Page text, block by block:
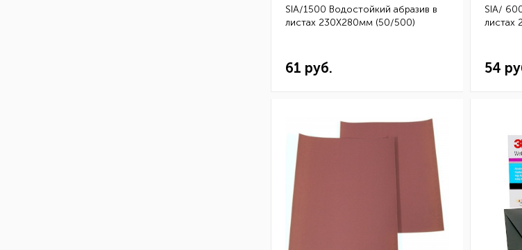
SIA/1500 Водостойкий абразив в
листах 230Х280мм (50/500)
61 руб.
SIA/
листах
54